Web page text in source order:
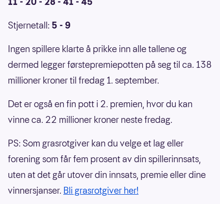
Stjernetall: 5 - 9
Ingen spillere klarte å prikke inn alle tallene og
dermed legger førstepremiepotten på seg til ca. 138
millioner kroner til fredag 1. september.
Det er også en fin pott i 2. premien, hvor du kan
vinne ca. 22 millioner kroner neste fredag.
PS: Som grasrotgiver kan du velge et lag eller
forening som får fem prosent av din spillerinnsats,
uten at det går utover din innsats, premie eller dine
vinnersjanser. Bli grasrotgiver her!